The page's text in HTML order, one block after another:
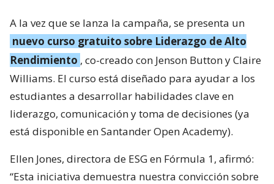
A la vez que se lanza la campaña, se presenta un
nuevo curso gratuito sobre Liderazgo de Alto
Rendimiento , co-creado con Jenson Button y Claire
Williams. El curso está diseñado para ayudar a los
estudiantes a desarrollar habilidades clave en
liderazgo, comunicación y toma de decisiones (ya
está disponible en Santander Open Academy).
Ellen Jones, directora de ESG en Fórmula 1, afirmó:
“Esta iniciativa demuestra nuestra convicción sobre